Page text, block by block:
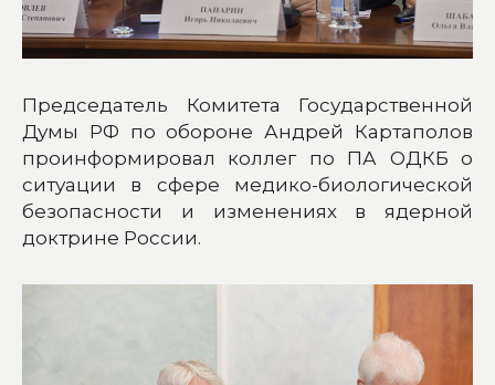
Председатель Комитета Государственной
Думы РФ по обороне Андрей Картаполов
проинформировал коллег по ПА ОДКБ о
ситуации в сфере медико-биологической
безопасности и изменениях в ядерной
доктрине России.